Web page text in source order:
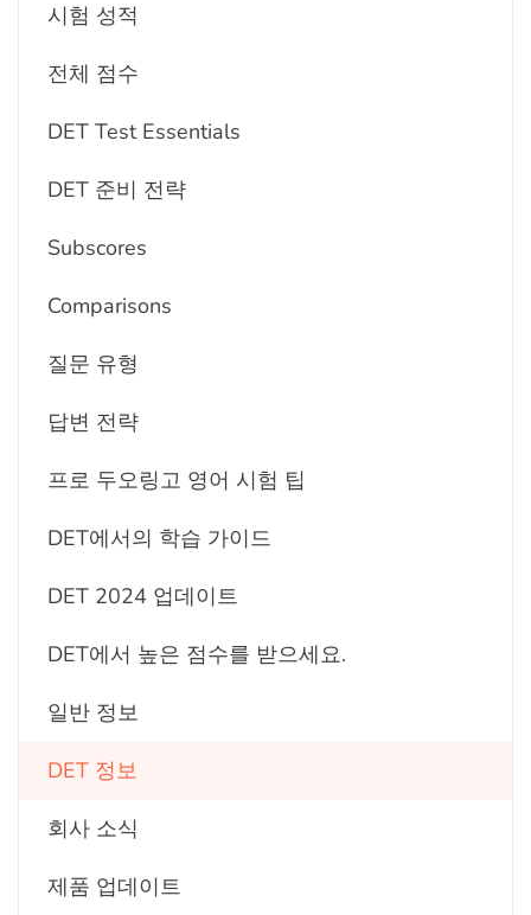
시험 성적
전체 점수
DET Test Essentials
DET 준비 전략
Subscores
Comparisons
질문 유형
답변 전략
프로 두오링고 영어 시험 팁
DET에서의 학습 가이드
DET 2024 업데이트
DET에서 높은 점수를 받으세요.
일반 정보
DET 정보
회사 소식
제품 업데이트